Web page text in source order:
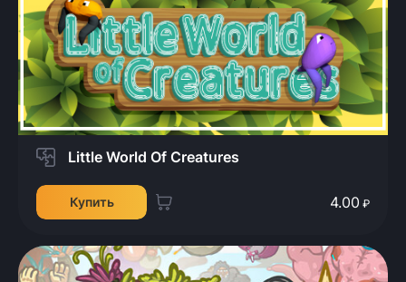
Little World Of Creatures
Купить 4.00 ₽